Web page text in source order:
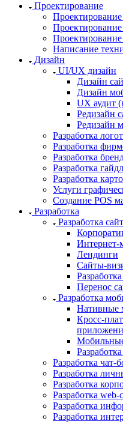
Проектирование
Проектирование
Написание
Дизайн
UI/UX дизайн
Дизайн
Дизайн
UX аудит
Редизайн
Редизайн
Разработка
Разработка
Разработка
Разработка
Разработка
Услуги
Создание POS
Разработка
Разработка
Интернет-
Лендинги
Сайты-
Перенос
Разработка
Нативные
Кросс-
Разработка чат-
Разработка
Разработка
Разработка web-
Разработка
Разработка